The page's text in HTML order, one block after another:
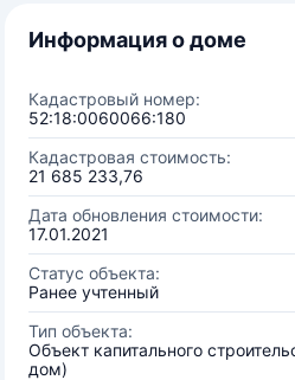
Информация о доме
Кадастровый номер:
52:18:0060066:180
Кадастровая стоимость:
21 685 233,76
Дата обновления стоимости:
17.01.2021
Статус объекта:
Ранее учтенный
Тип объекта:
Объект капитального
дом)